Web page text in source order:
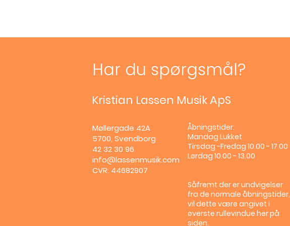
Har du spørgsmål?
Kristian Lassen Musik ApS
Møllergade 42A
5700, Svendborg
42 32 30 96
info@lassenmusik.com
CVR: 44682907
Åbningstider:
Mandag Lukket
Tirsdag -Fredag 10.00 - 17.00
Lørdag 10.00 - 13.00
Såfremt der er undvigelser
fra de normale åbningstider,
vil dette være angivet i
øverste rullevindue her på
siden.